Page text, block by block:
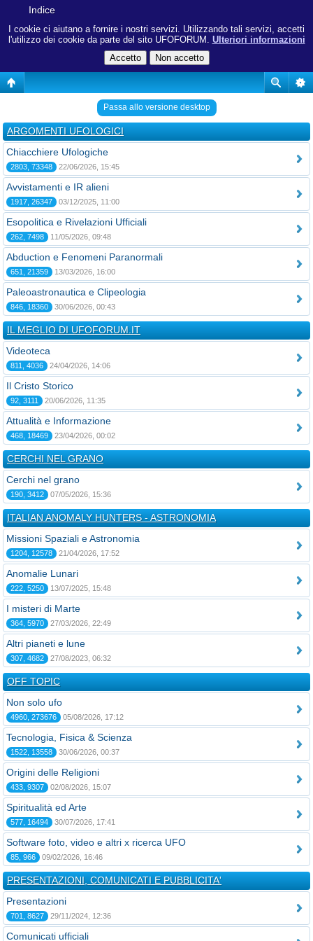
I cookie ci aiutano a fornire i nostri servizi. Utilizzando tali servizi, accetti
l'utilizzo dei cookie da parte del sito UFOFORUM. Ulteriori informazioni
Indice
Passa allo versione desktop
ARGOMENTI UFOLOGICI
Chiacchiere Ufologiche
2803, 73348 22/06/2026, 15:45
Avvistamenti e IR alieni
1917, 26347 03/12/2025, 11:00
Esopolitica e Rivelazioni Ufficiali
262, 7498 11/05/2026, 09:48
Abduction e Fenomeni Paranormali
651, 21359 13/03/2026, 16:00
Paleoastronautica e Clipeologia
846, 18360 30/06/2026, 00:43
IL MEGLIO DI UFOFORUM.IT
Videoteca
811, 4036 24/04/2026, 14:06
Il Cristo Storico
92, 3111 20/06/2026, 11:35
Attualità e Informazione
468, 18469 23/04/2026, 00:02
CERCHI NEL GRANO
Cerchi nel grano
190, 3412 07/05/2026, 15:36
ITALIAN ANOMALY HUNTERS - ASTRONOMIA
Missioni Spaziali e Astronomia
1204, 12578 21/04/2026, 17:52
Anomalie Lunari
222, 5250 13/07/2025, 15:48
I misteri di Marte
364, 5970 27/03/2026, 22:49
Altri pianeti e lune
307, 4682 27/08/2023, 06:32
OFF TOPIC
Non solo ufo
4960, 273676 05/08/2026, 17:12
Tecnologia, Fisica & Scienza
1522, 13558 30/06/2026, 00:37
Origini delle Religioni
433, 9307 02/08/2026, 15:07
Spiritualità ed Arte
577, 16494 30/07/2026, 17:41
Software foto, video e altri x ricerca UFO
85, 966 09/02/2026, 16:46
PRESENTAZIONI, COMUNICATI E PUBBLICITA'
Presentazioni
701, 8627 29/11/2024, 12:36
Comunicati ufficiali